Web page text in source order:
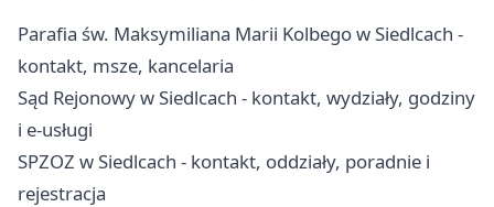
Parafia św. Maksymiliana Marii Kolbego w Siedlcach -
kontakt, msze, kancelaria
Sąd Rejonowy w Siedlcach - kontakt, wydziały, godziny
i e-usługi
SPZOZ w Siedlcach - kontakt, oddziały, poradnie i
rejestracja